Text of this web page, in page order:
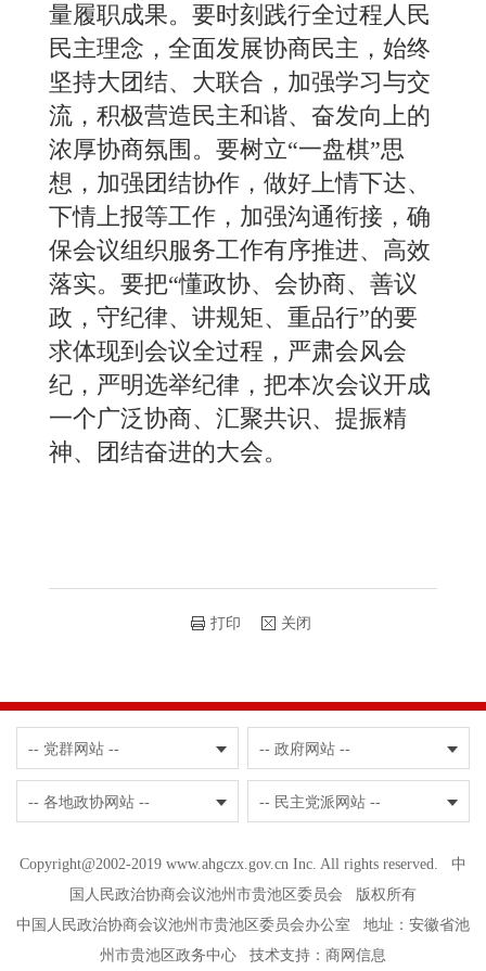
量履职成果。要时刻践行全过程人民
民主理念，全面发展协商民主，始终
坚持大团结、大联合，加强学习与交
流，积极营造民主和谐、奋发向上的
浓厚协商氛围。要树立“一盘棋”思
想，加强团结协作，做好上情下达、
下情上报等工作，加强沟通衔接，确
保会议组织服务工作有序推进、高效
落实。要把“懂政协、会协商、善议
政，守纪律、讲规矩、重品行”的要
求体现到会议全过程，严肃会风会
纪，严明选举纪律，把本次会议开成
一个广泛协商、汇聚共识、提振精
神、团结奋进的大会。
打印 关闭
-- 党群网站 -- -- 政府网站 --
-- 各地政协网站 -- -- 民主党派网站 --
Copyright@2002-2019 www.ahgczx.gov.cn Inc. All rights reserved. 中
国人民政治协商会议池州市贵池区委员会 版权所有
中国人民政治协商会议池州市贵池区委员会办公室 地址：安徽省池
州市贵池区政务中心 技术支持： 商网信息